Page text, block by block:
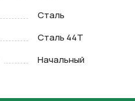
Сталь
Сталь 44Т
Начальный